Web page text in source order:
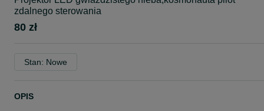
zdalnego sterowania
80 zł
Stan: Nowe
OPIS